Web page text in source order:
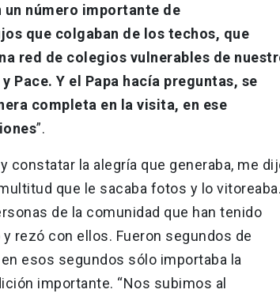
un número importante de
que colgaban de los techos, que
red de colegios vulnerables de
Pace. Y el Papa hacía preguntas, se
completa en la visita, en ese
”.
la alegría que generaba, me
que le sacaba fotos y lo vitoreaba.
de la comunidad que han tenido
rezó con ellos. Fueron segundos de
esos segundos sólo importaba la
importante. “Nos subimos al